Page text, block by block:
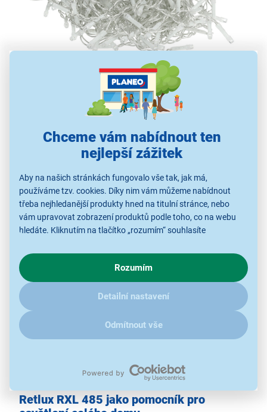
Chceme vám nabídnout ten
nejlepší zážitek
Aby na našich stránkách fungovalo vše tak, jak má,
používáme tzv. cookies. Díky nim vám můžeme nabídnout
třeba nejhledanější produkty hned na titulní stránce, nebo
vám upravovat zobrazení produktů podle toho, co na webu
hledáte. Kliknutím na tlačítko „rozumím“ souhlasíte
chování na webu pro zobrazení cílených reklam. Pokud vás
zajímají detaily, jak u nás s cookies a dalšími údaji pracujeme,
kliknětesem.
Rozumím
Detailní nastavení
Odmítnout vše
Světelná záclona Retlux RXL 485
délka osvětleného kabelu: 40 m
1 250 LED světýlek
barva světla: studená bílá
mezera mezi světýlky: 10 cm
délka vláken: 3 LED 30 cm, 7 LED 70 cm, 6 LED 60
cm, 4 LED 40 cm
7,5m přívodní kabel
časovač
napětí/výkon: 31 V, 6 W
použití ve vnitřních i vnějších prostorách
Retlux RXL 485 jako pomocník pro